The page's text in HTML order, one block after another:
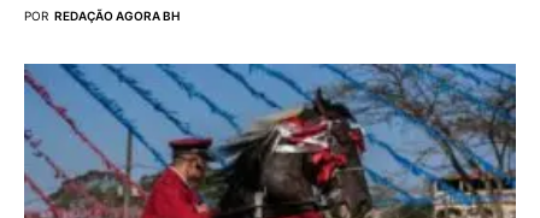
POR REDAÇÃO AGORA BH